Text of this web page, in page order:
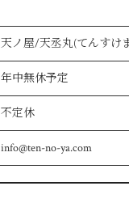
天ノ屋/天丞丸(てんすけ
年中無休予定
不定休
info@ten-no-ya.com